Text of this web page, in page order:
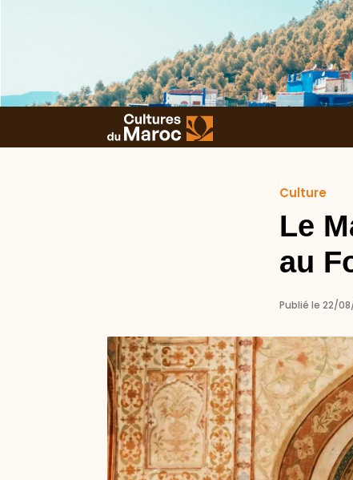
Culture
Le
au
Publié le 22/